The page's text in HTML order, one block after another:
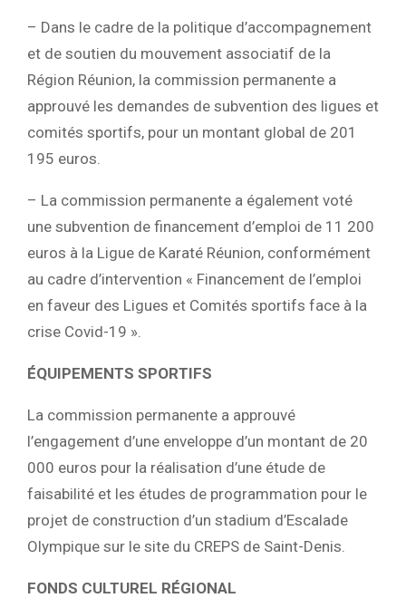
– Dans le cadre de la politique d’accompagnement
et de soutien du mouvement associatif de la
Région Réunion, la commission permanente a
approuvé les demandes de subvention des ligues et
comités sportifs, pour un montant global de 201
195 euros.
– La commission permanente a également voté
une subvention de financement d’emploi de 11 200
euros à la Ligue de Karaté Réunion, conformément
au cadre d’intervention « Financement de l’emploi
en faveur des Ligues et Comités sportifs face à la
crise Covid-19 ».
ÉQUIPEMENTS SPORTIFS
La commission permanente a approuvé
l’engagement d’une enveloppe d’un montant de 20
000 euros pour la réalisation d’une étude de
faisabilité et les études de programmation pour le
projet de construction d’un stadium d’Escalade
Olympique sur le site du CREPS de Saint-Denis.
FONDS CULTUREL RÉGIONAL